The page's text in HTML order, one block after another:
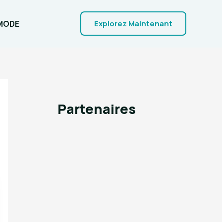
Explorez Maintenant
Partenaires